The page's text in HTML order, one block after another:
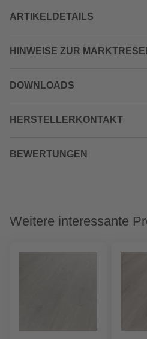
ARTIKELDETAILS
HINWEISE ZUR
DOWNLOADS
HERSTELLERKONTAKT
BEWERTUNGEN
Weitere interessante